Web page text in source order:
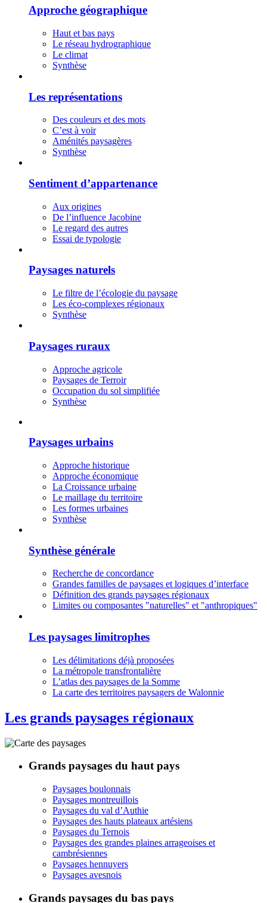
Approche géographique
Haut et bas pays
Le réseau hydrographique
Le climat
Synthèse
Les représentations
Des couleurs et des mots
C’est à voir
Aménités paysagères
Synthèse
Sentiment d’appartenance
Aux origines
De l’influence Jacobine
Le regard des autres
Essai de typologie
Paysages naturels
Le filtre de l’écologie du paysage
Les éco-complexes régionaux
Synthèse
Paysages ruraux
Approche agricole
Paysages de Terroir
Occupation du sol simplifiée
Synthèse
Paysages urbains
Approche historique
Approche économique
La Croissance urbaine
Le maillage du territoire
Les formes urbaines
Synthèse
Synthèse générale
Recherche de concordance
Grandes familles de paysages et logiques d’interface
Définition des grands paysages régionaux
Limites ou composantes "naturelles" et "anthropiques"
Les paysages limitrophes
Les délimitations déjà proposées
La métropole transfrontalière
L’atlas des paysages de la Somme
La carte des territoires paysagers de Walonnie
Les grands paysages régionaux
Grands paysages du haut pays
Paysages boulonnais
Paysages montreuillois
Paysages du val d’Authie
Paysages des hauts plateaux artésiens
Paysages du Ternois
Paysages des grandes plaines arrageoises et
cambrésiennes
Paysages hennuyers
Paysages avesnois
Grands paysages du bas pays